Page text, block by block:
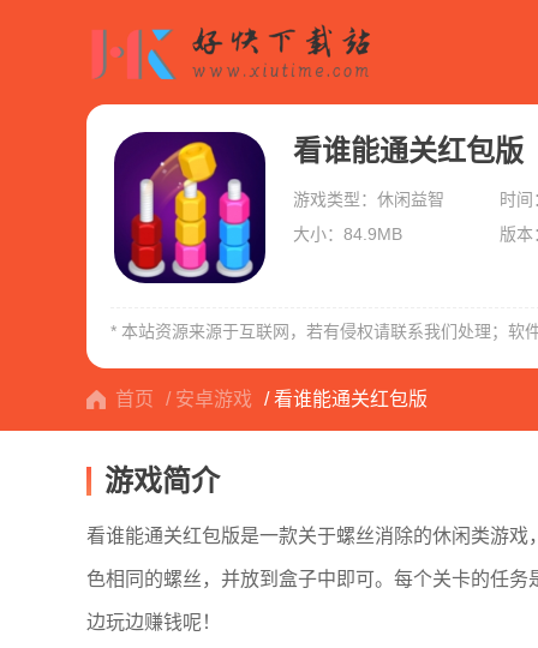
看谁能通关红包版
游戏类型：休闲益智
时
大小：84.9MB
版本
* 本站资源来源于互联网，若有侵权请联系我们处理；
割绳子中文版
首页 / 安卓游戏 / 看谁能通关红包版
游戏简介
看谁能通关红包版是一款关于螺丝消除的休闲类游
色相同的螺丝，并放到盒子中即可。每个关卡的任
边玩边赚钱呢！